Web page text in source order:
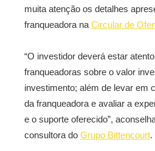
muita atenção os detalhes
franqueadora na Circular de
“O investidor deverá estar
franqueadoras sobre o valor
investimento; além de levar em
da franqueadora e avaliar a
e o suporte oferecido”,
consultora do Grupo Bittencourt.